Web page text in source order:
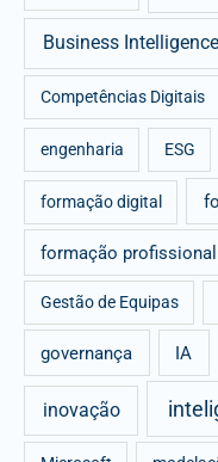
Business Intelligence
Competências Digitais
engenharia ESG
formação digital
formação profissional
Gestão de Equipas
governança IA
inovação